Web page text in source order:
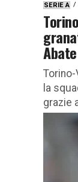
SERIE A
Abate
la
grazie